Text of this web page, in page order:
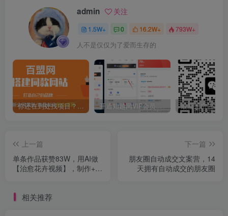
admin 关注
1.5W+ 0 16.2W+ 793W+
人不是仅仅为了爱而生存的
你还在到处找项目？还在当韭菜？我靠卖项目一个月收入5万+，曾经我也是个失败者。 开通知越网VIP会员，尊享全站资源免费下载，享70%的推广提成！！【限时五折优惠】
上一篇
单条作品获赞83W，用AI做
【治愈花卉视频】，制作+起
下一篇
朋友圈自动成交文案营，14
天拥有自动成交的朋友圈
相关推荐